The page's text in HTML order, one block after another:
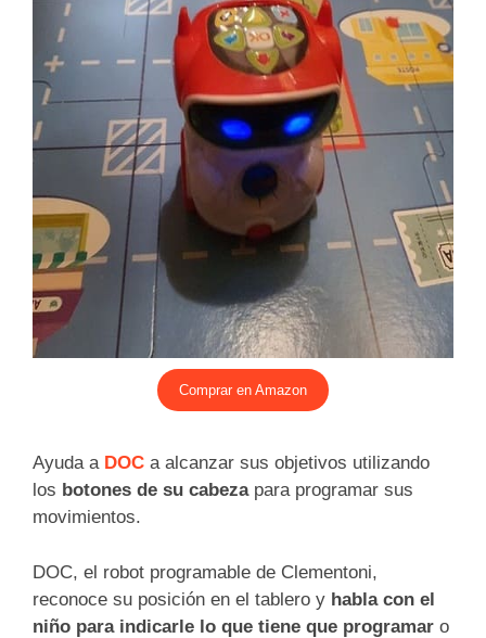
Comprar en Amazon
Ayuda a DOC a alcanzar sus objetivos utilizando
los botones de su cabezapara programar sus
movimientos.
DOC, el robot programable de Clementoni,
reconoce su posición en el tablero y habla con el
niño para indicarle lo que tiene que programar o